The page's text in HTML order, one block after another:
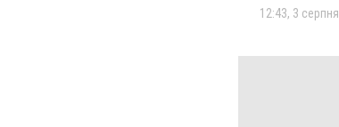
12:43, 3 серпня